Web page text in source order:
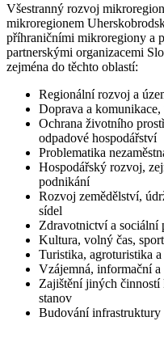
Všestranný rozvoj
mikroregionem
příhraničními mikroregiony a
partnerskými organizacemi
zejména do těchto oblastí:
Regionální rozvoj a
Doprava a komunikace,
Ochrana životního
odpadové hospodářství
Problematika
Hospodářský rozvoj,
podnikání
Rozvoj zemědělství,
sídel
Zdravotnictví a sociální
Kultura, volný čas,
Turistika, agroturistika
Vzájemná, informační
Zajištění jiných
stanov
Budování infrastruktury